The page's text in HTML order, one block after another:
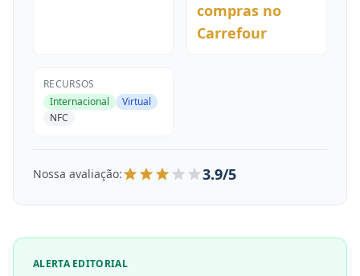
compras no
Carrefour
RECURSOS
Internacional
Virtual
NFC
Nossa avaliação: 3.9/5
ALERTA EDITORIAL